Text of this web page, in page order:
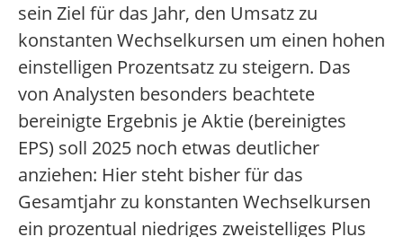
sein Ziel für das Jahr, den Umsatz zu
konstanten Wechselkursen um einen hohen
einstelligen Prozentsatz zu steigern. Das
von Analysten besonders beachtete
bereinigte Ergebnis je Aktie (bereinigtes
EPS) soll 2025 noch etwas deutlicher
anziehen: Hier steht bisher für das
Gesamtjahr zu konstanten Wechselkursen
ein prozentual niedriges zweistelliges Plus